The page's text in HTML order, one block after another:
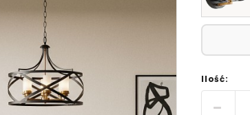
Ilość: